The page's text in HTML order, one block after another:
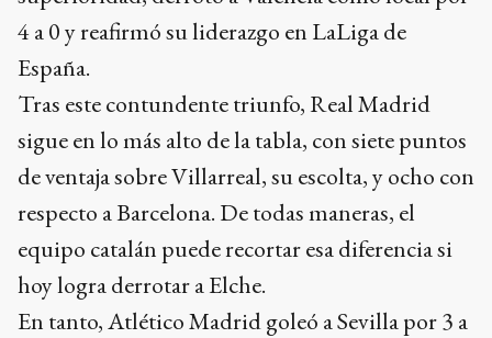
4 a 0 y reafirmó su liderazgo en LaLiga de
España.
Tras este contundente triunfo, Real Madrid
sigue en lo más alto de la tabla, con siete puntos
de ventaja sobre Villarreal, su escolta, y ocho con
respecto a Barcelona. De todas maneras, el
equipo catalán puede recortar esa diferencia si
hoy logra derrotar a Elche.
En tanto, Atlético Madrid goleó a Sevilla por 3 a